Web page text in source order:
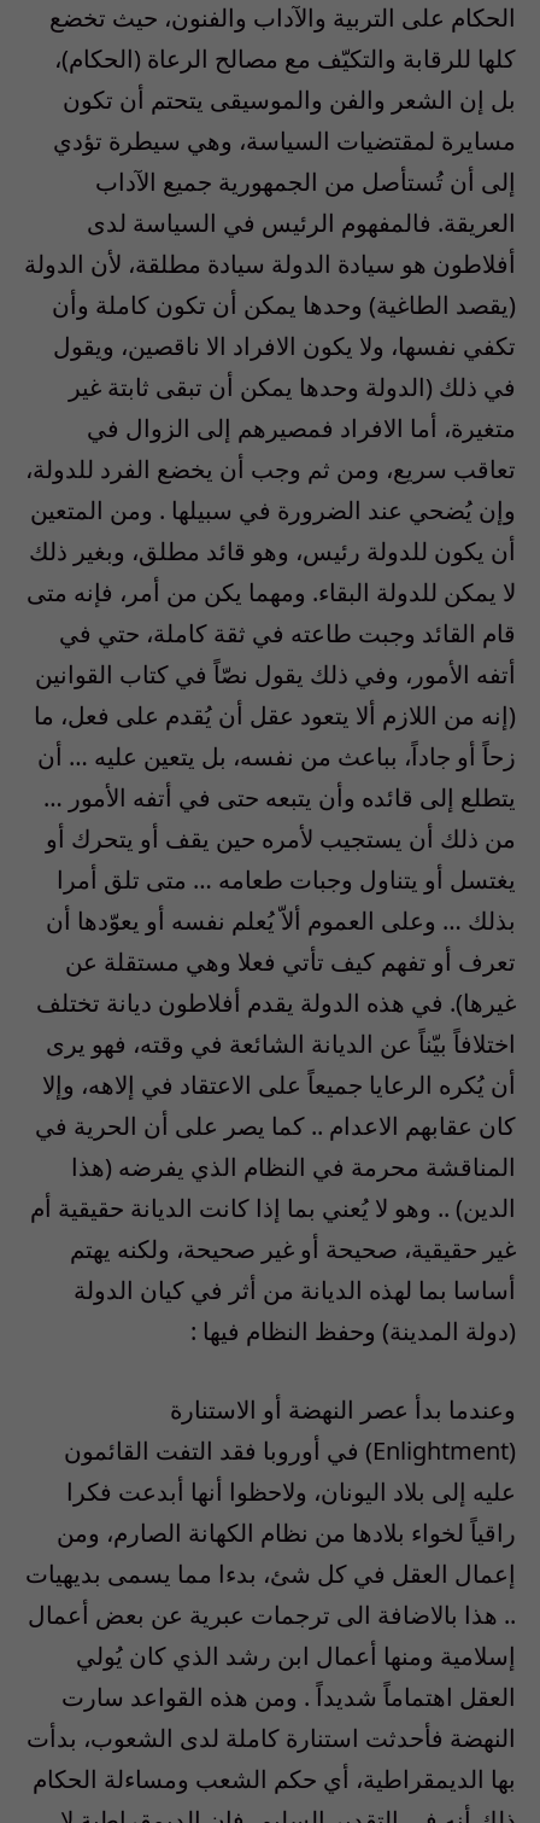
الحكام على التربية والآداب والفنون، حيث تخضع
كلها للرقابة والتكيّف مع مصالح الرعاة (الحكام)،
بل إن الشعر والفن والموسيقى يتحتم أن تكون
مسايرة لمقتضيات السياسة، وهي سيطرة تؤدي
إلى أن تُستأصل من الجمهورية جميع الآداب
العريقة. فالمفهوم الرئيس في السياسة لدى
أفلاطون هو سيادة الدولة سيادة مطلقة، لأن الدولة
(يقصد الطاغية) وحدها يمكن أن تكون كاملة وأن
تكفي نفسها، ولا يكون الافراد الا ناقصين، ويقول
في ذلك (الدولة وحدها يمكن أن تبقى ثابتة غير
متغيرة، أما الافراد فمصيرهم إلى الزوال في
تعاقب سريع، ومن ثم وجب أن يخضع الفرد للدولة،
وإن يُضحي عند الضرورة في سبيلها . ومن المتعين
أن يكون للدولة رئيس، وهو قائد مطلق، وبغير ذلك
لا يمكن للدولة البقاء. ومهما يكن من أمر، فإنه متى
قام القائد وجبت طاعته في ثقة كاملة، حتي في
أتفه الأمور، وفي ذلك يقول نصّاً في كتاب القوانين
(إنه من اللازم ألا يتعود عقل أن يُقدم على فعل، ما
زحاً أو جاداً، بباعث من نفسه، بل يتعين عليه … أن
يتطلع إلى قائده وأن يتبعه حتى في أتفه الأمور …
من ذلك أن يستجيب لأمره حين يقف أو يتحرك أو
يغتسل أو يتناول وجبات طعامه … متى تلق أمرا
بذلك … وعلى العموم ألاّ يُعلم نفسه أو يعوّدها أن
تعرف أو تفهم كيف تأتي فعلا وهي مستقلة عن
غيرها). في هذه الدولة يقدم أفلاطون ديانة تختلف
اختلافاً بيّناً عن الديانة الشائعة في وقته، فهو يرى
أن يُكره الرعايا جميعاً على الاعتقاد في إلاهه، وإلا
كان عقابهم الاعدام .. كما يصر على أن الحرية في
المناقشة محرمة في النظام الذي يفرضه (هذا
الدين) .. وهو لا يُعني بما إذا كانت الديانة حقيقية أم
غير حقيقية، صحيحة أو غير صحيحة، ولكنه يهتم
أساسا بما لهذه الديانة من أثر في كيان الدولة
(دولة المدينة) وحفظ النظام فيها :
وعندما بدأ عصر النهضة أو الاستنارة
(Enlightment) في أوروبا فقد التفت القائمون
عليه إلى بلاد اليونان، ولاحظوا أنها أبدعت فكرا
راقياً لخواء بلادها من نظام الكهانة الصارم، ومن
إعمال العقل في كل شئ، بدءا مما يسمى بديهيات
.. هذا بالاضافة الى ترجمات عبرية عن بعض أعمال
إسلامية ومنها أعمال ابن رشد الذي كان يُولي
العقل اهتماماً شديداً . ومن هذه القواعد سارت
النهضة فأحدثت استنارة كاملة لدى الشعوب، بدأت
بها الديمقراطية، أي حكم الشعب ومساءلة الحكام